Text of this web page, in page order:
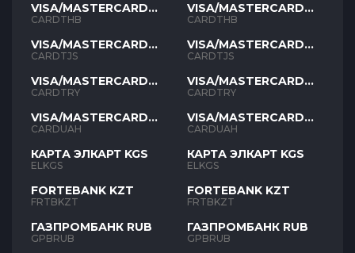
VISA/MASTERCARD
THB
CARDTHB
VISA/MASTERCARD
TJS
CARDTJS
VISA/MASTERCARD
TYR
CARDTRY
VISA/MASTERCARD
UAH
CARDUAH
КАРТА ЭЛКАРТ KGS
ELKGS
FORTEBANK KZT
FRTBKZT
ГАЗПРОМБАНК RUB
GPBRUB
VISA/MASTERCARD
THB
CARDTHB
VISA/MASTERCARD
TJS
CARDTJS
VISA/MASTERCARD
TYR
CARDTRY
VISA/MASTERCARD
UAH
CARDUAH
КАРТА ЭЛКАРТ KGS
ELKGS
FORTEBANK KZT
FRTBKZT
ГАЗПРОМБАНК RUB
GPBRUB